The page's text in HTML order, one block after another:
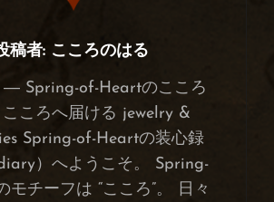
稿者:こころのはる
Spring-of-Heartのこころ
ころへ届ける jewelry &
Spring-of-Heartの装心録
）へようこそ。 Spring-
モチーフは “こころ”。 日々